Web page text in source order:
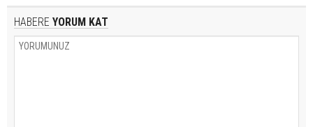
HABERE YORUM KAT